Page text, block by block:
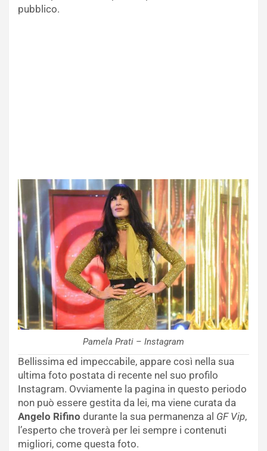
pubblico.
Pamela Prati – Instagram
Bellissima ed impeccabile, appare così nella sua
ultima foto postata di recente nel suo profilo
Instagram. Ovviamente la pagina in questo periodo
non può essere gestita da lei, ma viene curata da
Angelo Rifino durante la sua permanenza al GF Vip,
l’esperto che troverà per lei sempre i contenuti
migliori, come questa foto.